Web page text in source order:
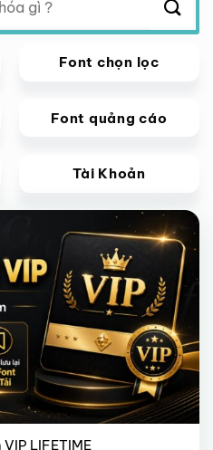
Font chọn lọc
Font quảng cáo
Tài Khoản
LIFETIME